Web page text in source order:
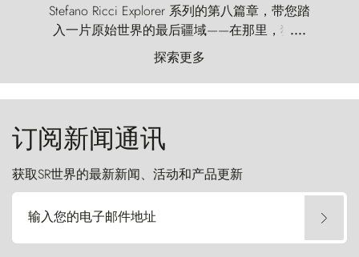
Stefano Ricci Explorer 系列的第八篇章，带您踏
入一片原始世界的最后疆域——在那里，狂风
以远古的怒号雕琢着自然，而百内塔（Torres
del Paine）则宛如石砌的哨兵，傲然向苍穹发
起挑战。
....
探索更多
订阅新闻通讯
获取SR世界的最新新闻、活动和产品更新
输入您的电子邮件地址